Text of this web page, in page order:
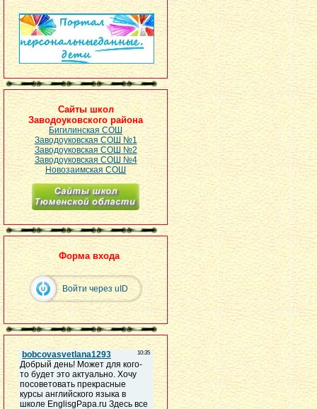
Сайты школ
Заводоуковского района
Бигилинская СОШ
Заводоуковская СОШ №1
Заводоуковская СОШ №2
Заводоуковская СОШ №4
Новозаимская СОШ
Форма входа
Войти через uID